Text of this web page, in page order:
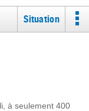
Situation
à seulement 400